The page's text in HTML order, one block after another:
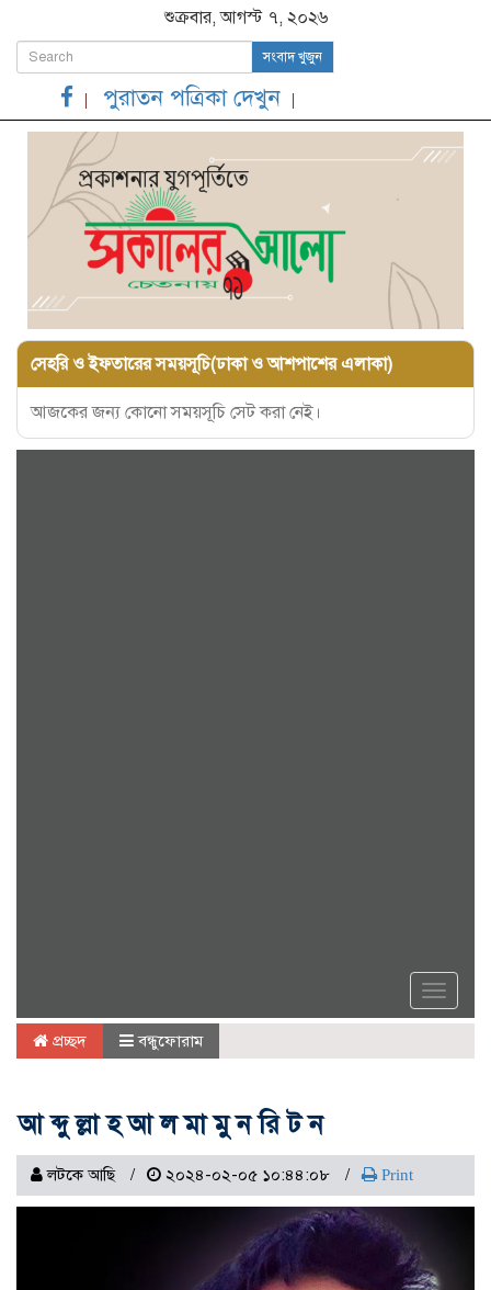
শুক্রবার, আগস্ট ৭, ২০২৬
সংবাদ খুজুন
পুরাতন পত্রিকা দেখুন
সেহরি ও ইফতারের সময়সূচি(ঢাকা ও আশপাশের এলাকা)
আজকের জন্য কোনো সময়সূচি সেট করা নেই।
Toggle
প্রচ্ছদ বন্ধুফোরাম
আ ব্দু ল্লা হ আ ল মা মু ন রি ট ন
লটকে আছি ২০২৪-০২-০৫ ১০:৪৪:০৮ Print